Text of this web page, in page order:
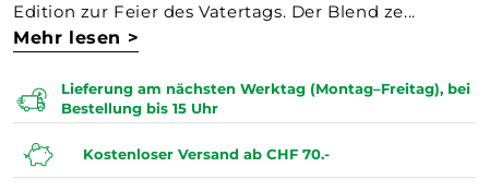
Edition zur Feier des Vatertags. Der Blend ze...
Mehr lesen >
Lieferung am nächsten Werktag (Montag–Freitag), bei
Bestellung bis 15 Uhr
Kostenloser Versand ab CHF 70.-